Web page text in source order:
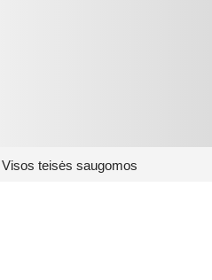
teisės saugomos